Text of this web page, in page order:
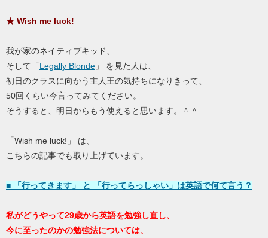
★ Wish me luck!
我が家のネイティブキッド、
そして「Legally Blonde 」 を見た人は、
初日のクラスに向かう主人王の気持ちになりきって、
50回くらい今言ってみてください。
そうすると、明日からもう使えると思います。＾＾
「Wish me luck!」 は、
こちらの記事でも取り上げています。
■ 「行ってきます」 と 「行ってらっしゃい」は英語で何て言う？
私がどうやって29歳から英語を勉強し直し、
今に至ったのかの勉強法については、